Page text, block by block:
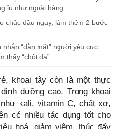
ỉu như ngoài hàng
chảo dầu ngay, làm thêm 2 bước
“dằn mặt” người yêu cực
thấy “chột dạ”
khoai tây còn là một thực
dưỡng cao. Trong khoai
kali, vitamin C, chất xơ,
có nhiều tác dụng tốt cho
hoá, giảm viêm, thúc đẩy